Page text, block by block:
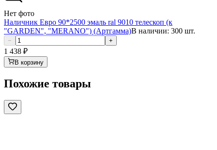
Нет фото
Наличник Евро 90*2500 эмаль ral 9010 телескоп (к
"GARDEN", "MERANO") (Артгамма)В наличии: 300 шт.
− +
1 438 ₽
В корзину
Похожие товары